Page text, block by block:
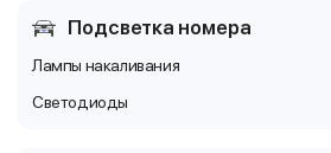
Подсветка номера
Лампы накаливания
Светодиоды